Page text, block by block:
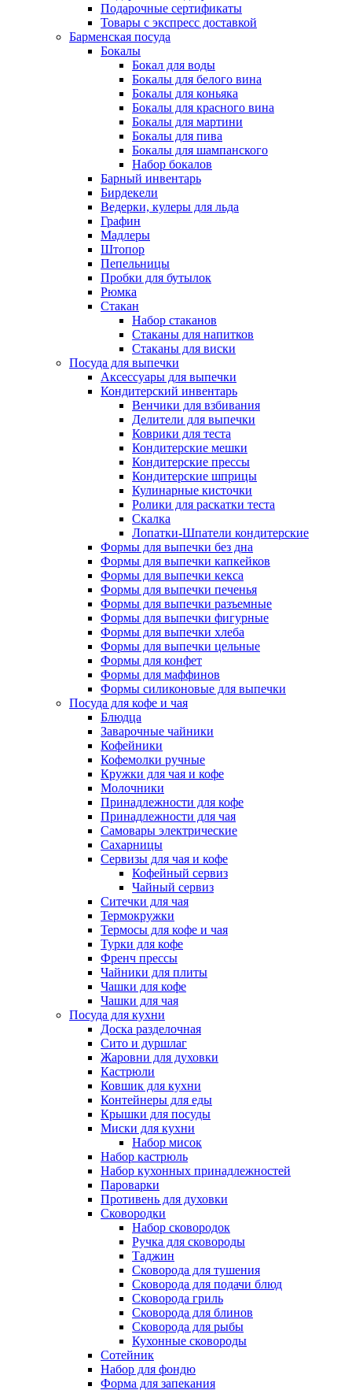
Подарочные сертификаты
Товары с экспресс доставкой
Барменская посуда
Бокалы
Бокал для воды
Бокалы для белого вина
Бокалы для коньяка
Бокалы для красного вина
Бокалы для мартини
Бокалы для пива
Бокалы для шампанского
Набор бокалов
Барный инвентарь
Бирдекели
Ведерки, кулеры для льда
Графин
Мадлеры
Штопор
Пепельницы
Пробки для бутылок
Рюмка
Стакан
Набор стаканов
Стаканы для напитков
Стаканы для виски
Посуда для выпечки
Аксессуары для выпечки
Кондитерский инвентарь
Венчики для взбивания
Делители для выпечки
Коврики для теста
Кондитерские мешки
Кондитерские прессы
Кондитерские шприцы
Кулинарные кисточки
Ролики для раскатки теста
Скалка
Лопатки-Шпатели кондитерские
Формы для выпечки без дна
Формы для выпечки капкейков
Формы для выпечки кекса
Формы для выпечки печенья
Формы для выпечки разъемные
Формы для выпечки фигурные
Формы для выпечки хлеба
Формы для выпечки цельные
Формы для конфет
Формы для маффинов
Формы силиконовые для выпечки
Посуда для кофе и чая
Блюдца
Заварочные чайники
Кофейники
Кофемолки ручные
Кружки для чая и кофе
Молочники
Принадлежности для кофе
Принадлежности для чая
Самовары электрические
Сахарницы
Сервизы для чая и кофе
Кофейный сервиз
Чайный сервиз
Ситечки для чая
Термокружки
Термосы для кофе и чая
Турки для кофе
Френч прессы
Чайники для плиты
Чашки для кофе
Чашки для чая
Посуда для кухни
Доска разделочная
Сито и дуршлаг
Жаровни для духовки
Кастрюли
Ковшик для кухни
Контейнеры для еды
Крышки для посуды
Миски для кухни
Набор мисок
Набор кастрюль
Набор кухонных принадлежностей
Пароварки
Противень для духовки
Сковородки
Набор сковородок
Ручка для сковороды
Таджин
Сковорода для тушения
Сковорода для подачи блюд
Сковорода гриль
Сковорода для блинов
Сковорода для рыбы
Кухонные сковороды
Сотейник
Набор для фондю
Форма для запекания